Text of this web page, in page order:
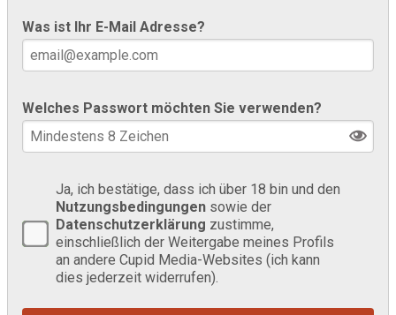
Was ist Ihr E-Mail Adresse?
Welches Passwort möchten Sie verwenden?
Ja, ich bestätige, dass ich über 18 bin und den
Nutzungsbedingungen sowie der
Datenschutzerklärung zustimme,
einschließlich der Weitergabe meines Profils
an andere Cupid Media-Websites (ich kann
dies jederzeit widerrufen).